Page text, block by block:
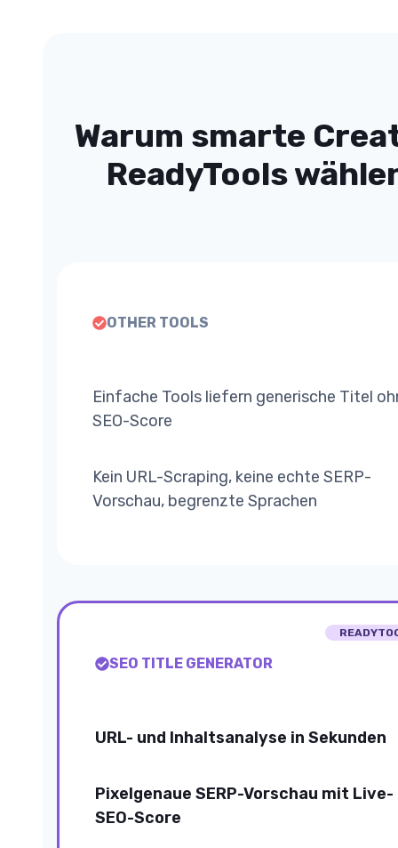
Warum smarte
ReadyTools
OTHER TOOLS
Einfache Tools liefern generische Titel
SEO-Score
Kein URL-Scraping, keine echte SERP-
Vorschau, begrenzte Sprachen
SEO TITLE GENERATOR
URL- und Inhaltsanalyse in Sekunden
Pixelgenaue SERP-Vorschau mit Live-
SEO-Score